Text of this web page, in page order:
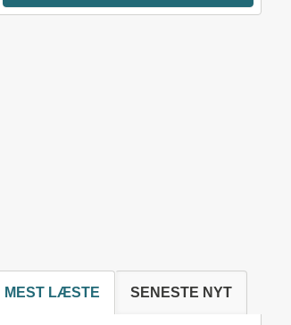
MEST LÆSTE SENESTE NYT